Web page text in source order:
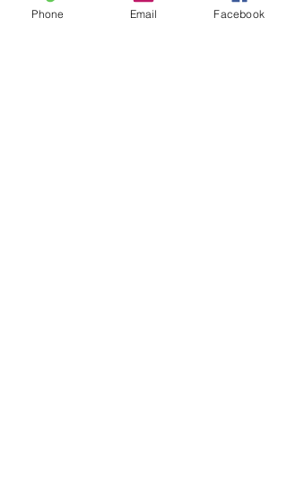
Phone Email Facebook